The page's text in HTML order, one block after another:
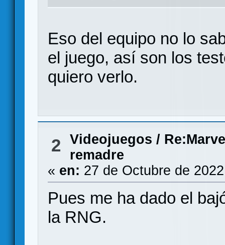
Eso del equipo no lo
el juego, así son los
quiero verlo.
2 Videojuegos /
remadre
« en: 27 de Octubre de
Pues me ha dado el
la RNG.